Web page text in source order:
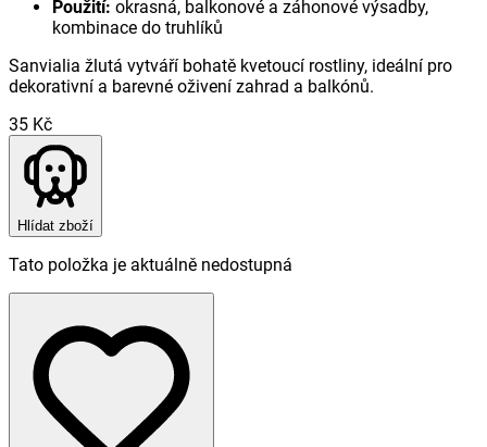
Použití: okrasná, balkonové a záhonové výsadby,
kombinace do truhlíků
Sanvialia žlutá vytváří bohatě kvetoucí rostliny, ideální pro
dekorativní a barevné oživení zahrad a balkónů.
35 Kč
Hlídat zboží
Tato položka je aktuálně nedostupná